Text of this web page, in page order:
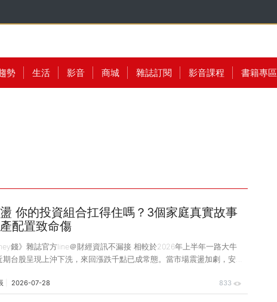
勢 生活 影音 商城 雜誌訂閱 影音課程 書籍專區
你的投資組合扛得住嗎？3個家庭真實故事
配置致命傷
錢》雜誌官方line＠財經資訊不漏接 相較於2026年上半年一路大牛
期台股呈現上沖下洗，來回漲跌千點已成常態。當市場震盪加劇，安全
。 本期〈封面故事〉蒐集3個不同人生階段的案例：初入社會的單身年
房貸與育兒責任的青壯年、以及工作大半輩子的屆退族群，並邀請2位
2026-07-28 833